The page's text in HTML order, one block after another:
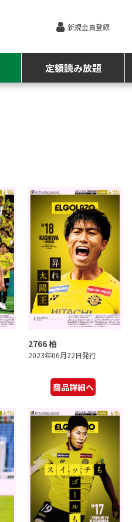
新規会員登録
定額読み放題
2766 柏
2023年06月22日発行
商品詳細へ